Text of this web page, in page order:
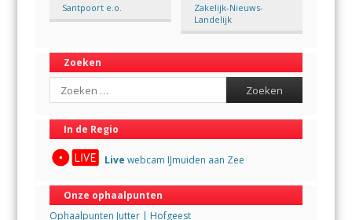
Santpoort e.o.
Zakelijk-Nieuws-
Landelijk
Zoeken
Search
In de Regio
Live webcam IJmuiden aan Zee
Onze ophaalpunten
Ophaalpunten Jutter | Hofgeest